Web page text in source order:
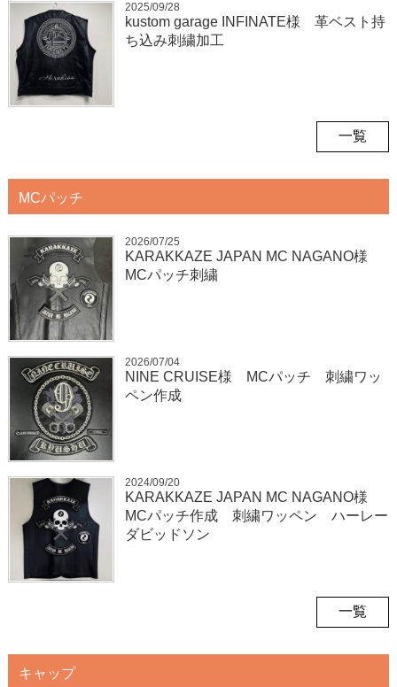
2025/09/28
kustom garage INFINATE様 革ベスト持
ち込み刺繍加工
一覧
MCパッチ
2026/07/25
KARAKKAZE JAPAN MC NAGANO様
MCパッチ刺繍
2026/07/04
NINE CRUISE様 MCパッチ 刺繍ワッ
ペン作成
2024/09/20
KARAKKAZE JAPAN MC NAGANO様
MCパッチ作成 刺繍ワッペン ハーレー
ダビッドソン
一覧
キャップ